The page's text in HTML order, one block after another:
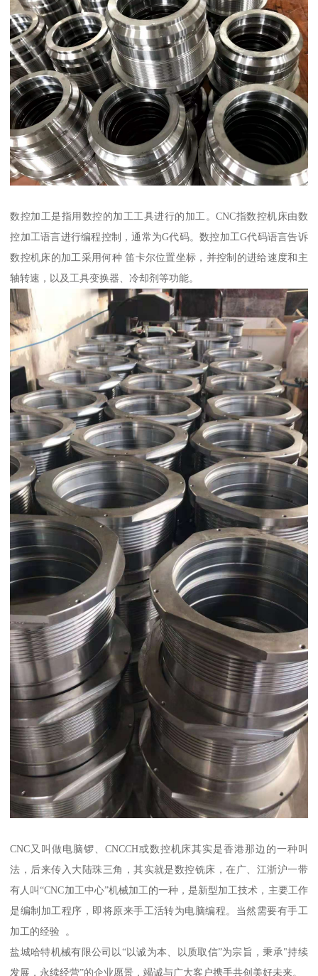
数控加工是指用数控的加工工具进行的加工。CNC指数控机床由数
控加工语言进行编程控制，通常为G代码。数控加工G代码语言告诉
数控机床的加工采用何种 笛卡尔位置坐标，并控制的进给速度和主
轴转速，以及工具变换器、冷却剂等功能。
CNC又叫做电脑锣、CNCCH或数控机床其实是香港那边的一种叫
法，后来传入大陆珠三角，其实就是数控铣床，在广、江浙沪一带
有人叫“CNC加工中心”机械加工的一种，是新型加工技术，主要工作
是编制加工程序，即将原来手工活转为电脑编程。当然需要有手工
加工的经验 。
盐城哈特机械有限公司以“以诚为本、以质取信”为宗旨，秉承"持续
发展，永续经营”的企业愿景，竭诚与广大客户携手共创美好未来。